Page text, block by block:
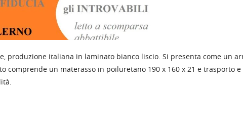
produzione italiana in laminato bianco liscio. Si presenta come un
comprende un materasso in poiluretano 190 x 160 x 21 e trasporto